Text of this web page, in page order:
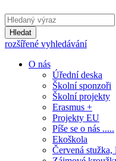
Hledat
rozšířené vyhledávání
O nás
Úřední deska
Školní sponzoři
Školní projekty
Erasmus +
Projekty EU
Píše se o nás .....
Ekoškola
Červená